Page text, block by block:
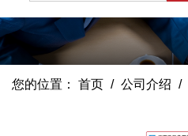
您的位置： 首页 / 公司介绍 /